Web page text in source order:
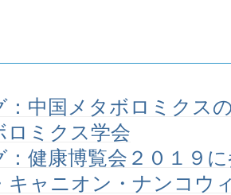
：中国メタボロミクス
ロミクス学会
：健康博覧会２０１９
キャニオン・ナンコウ